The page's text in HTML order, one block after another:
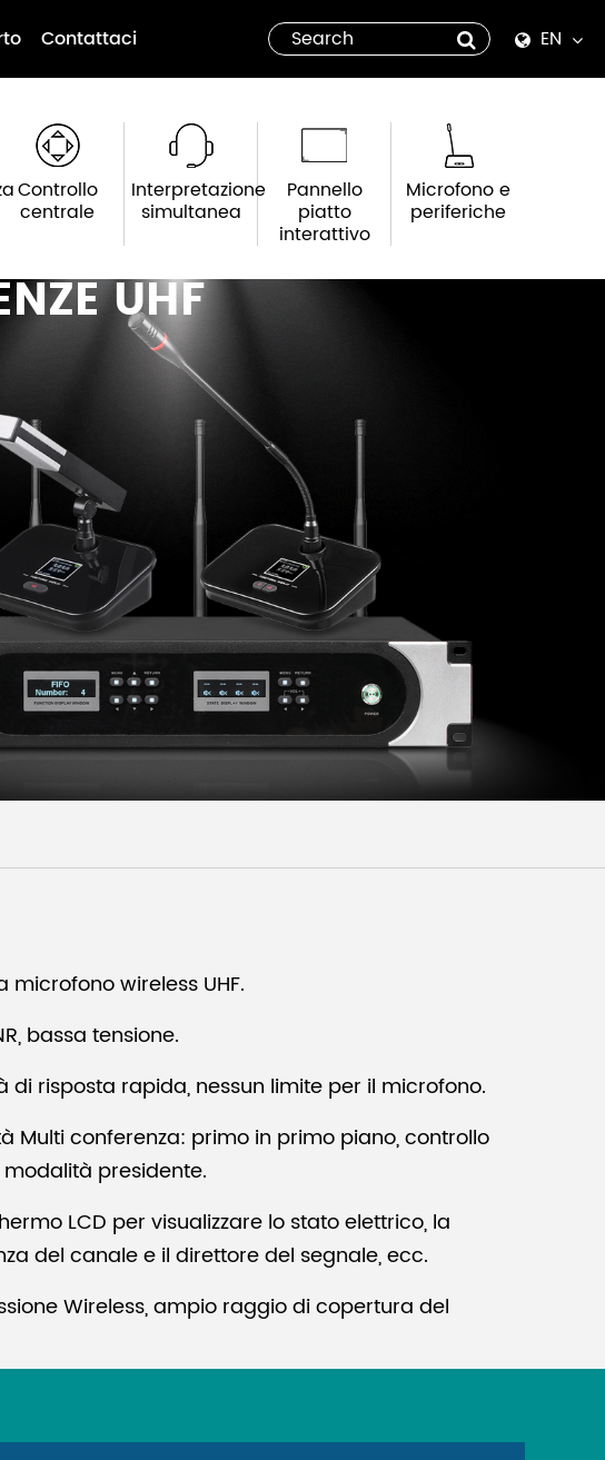
Contattaci
EN
Español
italiano
Controllo
centrale
Interpretazione
simultanea
Pannello
piatto
interattivo
Microfono e
periferiche
UHF
microfono wireless UHF.
bassa tensione.
di risposta rapida, nessun limite per il microfono.
Multi conferenza: primo in primo piano, controllo
presidente.
LCD per visualizzare lo stato elettrico, la
del canale e il direttore del segnale, ecc.
Wireless, ampio raggio di copertura del